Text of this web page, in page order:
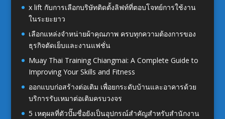
x lift กับการเลือกบริษัทติดตั้งลิฟท์ที่ตอบโจทย์การใช้งาน
ในระยะยาว
เลือกแหล่งจำหน่ายผ้าคุณภาพ ครบทุกความต้องการของ
ธุรกิจตัดเย็บและงานแฟชั่น
Muay Thai Training Chiangmai: A Complete Guide to
Improving Your Skills and Fitness
ออกแบบก่อสร้างต่อเติม เพื่อยกระดับบ้านและอาคารด้วย
บริการรับเหมาต่อเติมครบวงจร
5 เหตุผลที่ตัวปั๊มชื่อยังเป็นอุปกรณ์สำคัญสำหรับสำนักงาน